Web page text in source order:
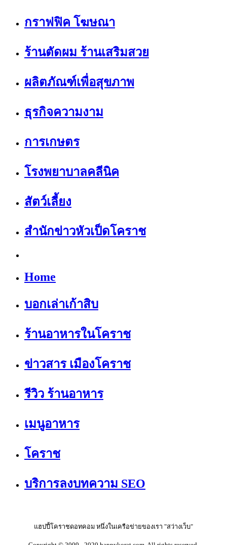
กราฟฟิค โฆษณา
ร้านตัดผม ร้านเสริมสวย
ผลิตภัณฑ์เพื่อสุขภาพ
ธุรกิจความงาม
การเกษตร
โรงพยาบาลคลีนิค
สัตว์เลี้ยง
สำนักข่าวหัวเป็ดโคราช
Home
บอกเล่าเก้าสิบ
ร้านอาหารในโคราช
ข่าวสาร เมืองโคราช
รีวิว ร้านอาหาร
เมนูอาหาร
โคราช
บริการลงบทความ SEO
แฮปปี้โคราชดอทคอม หนึ่งในเครือข่ายของเรา "สว่างเว็บ"